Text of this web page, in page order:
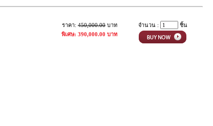
ราคา: 450,000.00 บาท
พิเศษ: 390,000.00 บาท
จำนวน : ชิ้น